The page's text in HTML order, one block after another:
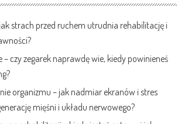
strach przed ruchem utrudnia rehabilitację i
– czy zegarek naprawdę wie, kiedy powinieneś
organizmu – jak nadmiar ekranów i stres
mięśni i układu nerwowego?